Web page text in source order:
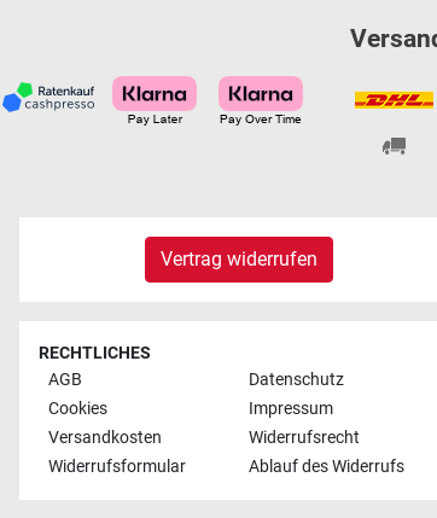
Vertrag widerrufen
RECHTLICHES
AGB
Datenschutz
Cookies
Impressum
Versandkosten
Widerrufsrecht
Widerrufsformular
Ablauf des Widerrufs